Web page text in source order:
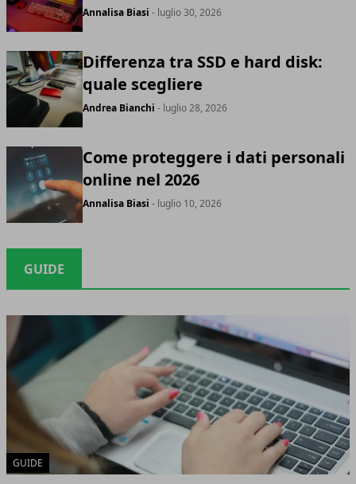
Annalisa Biasi - luglio 30, 2026
Differenza tra SSD e hard disk:
quale scegliere
Andrea Bianchi - luglio 28, 2026
Come proteggere i dati personali
online nel 2026
Annalisa Biasi - luglio 10, 2026
GUIDE
GUIDE